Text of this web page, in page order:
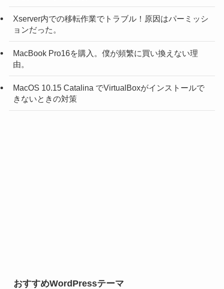
Xserver内での移転作業でトラブル！原因はパーミッシ
ョンだった。
MacBook Pro16を購入。僕が頻繁に買い換えない理
由。
MacOS 10.15 Catalina でVirtualBoxがインストールで
きないときの対策
おすすめWordPressテーマ